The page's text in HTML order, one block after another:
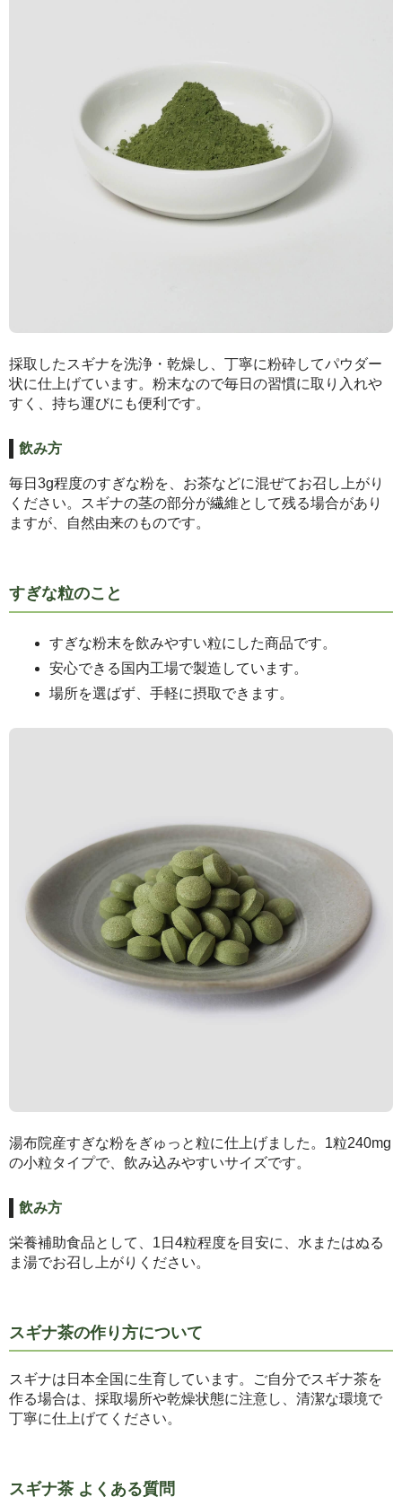
採取したスギナを洗浄・乾燥し、丁寧に粉砕してパウダー
状に仕上げています。粉末なので毎日の習慣に取り入れや
すく、持ち運びにも便利です。
飲み方
毎日3g程度のすぎな粉を、お茶などに混ぜてお召し上がり
ください。スギナの茎の部分が繊維として残る場合があり
ますが、自然由来のものです。
すぎな粒のこと
すぎな粉末を飲みやすい粒にした商品です。
安心できる国内工場で製造しています。
場所を選ばず、手軽に摂取できます。
湯布院産すぎな粉をぎゅっと粒に仕上げました。1粒240mg
の小粒タイプで、飲み込みやすいサイズです。
飲み方
栄養補助食品として、1日4粒程度を目安に、水またはぬる
ま湯でお召し上がりください。
スギナ茶の作り方について
スギナは日本全国に生育しています。ご自分でスギナ茶を
作る場合は、採取場所や乾燥状態に注意し、清潔な環境で
丁寧に仕上げてください。
スギナ茶 よくある質問